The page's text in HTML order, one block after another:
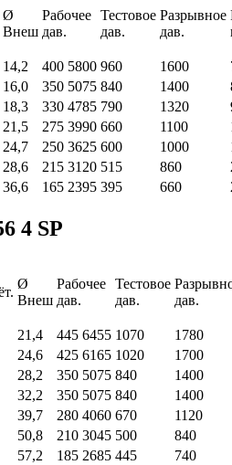
Ø
Внеш
Рабочее
дав.
Тестовое
дав.
Разрывное
дав.
14,2 400 5800 960 1600
16,0 350 5075 840 1400
18,3 330 4785 790 1320
21,5 275 3990 660 1100
24,7 250 3625 600 1000
28,6 215 3120 515 860
36,6 165 2395 395 660
4 SP
Ø
Внеш
Рабочее
дав.
Тестовое
дав.
дав.
21,4 445 6455 1070
1780
24,6 425 6165 1020
1700
28,2 350 5075 840
1400
32,2 350 5075 840
1400
39,7 280 4060 670
1120
50,8 210 3045 500
840
57,2 185 2685 445
740